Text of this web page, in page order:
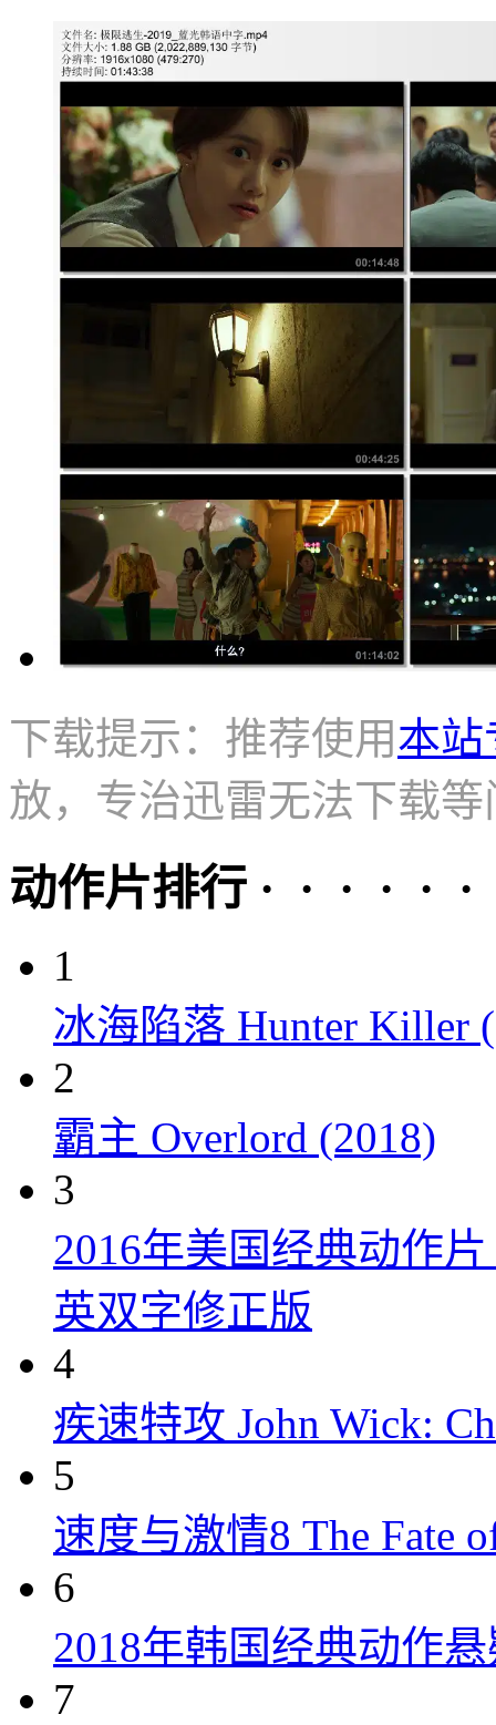
下载提示：推荐使用本站
放，专治迅雷无法下载等
动作片排行 · · · · · ·
1
冰海陷落 Hunter Killer
2
霸主 Overlord (2018)
3
2016年美国经典动作
英双字修正版
4
疾速特攻 John Wick:
5
速度与激情8 The Fate
6
2018年韩国经典动作
7